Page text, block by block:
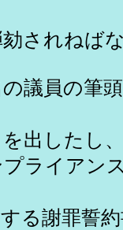
されねば
議員の筆
出したし
イアンス
謝罪誓約